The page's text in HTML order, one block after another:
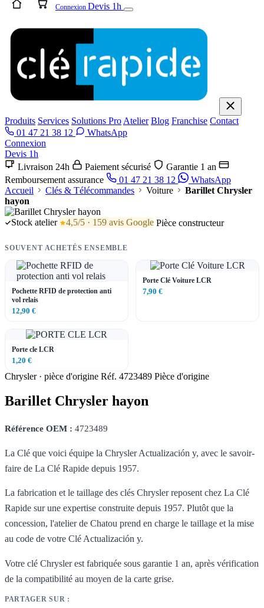
Connexion Devis 1h
Produits Services Solutions Pro Atelier Blog Franchise Contact
01 47 21 38 12
WhatsApp
Connexion
Devis 1h
Livraison 24h
Paiement sécurisé
Garantie 1 an
Remboursement assurance
01 47 21 38 12
WhatsApp
Accueil
Clés & Télécommandes Voiture
Barillet Chrysler
hayon
Stock atelier 4,5/5 · 159 avis Google Pièce constructeur
SOUVENT ACHETÉS ENSEMBLE
Pochette RFID de protection anti
vol relais
12,90 €
Porte Clé Voiture LCR
7,90 €
Porte cle LCR
1,20 €
Chrysler · pièce d'origine Réf. 4723489 Pièce d'origine
Barillet Chrysler hayon
Référence OEM : 4723489
La Clé que voici équipe la Chrysler Actualización y, avec le savoir-
faire de La Clé Rapide depuis 1957.
La fabrication et le taillage des clés Chrysler reposent chez La Clé
Rapide sur une expertise construite depuis 1957. Plutôt que la
concession, l'atelier de Chatou prend en charge le taillage et la mise
au code de votre Clé Actualización y.
Votre clé Chrysler est fabriquée sous garantie 1 an, après vérification
de la compatibilité au moyen de la carte grise.
PARTAGER SUR :